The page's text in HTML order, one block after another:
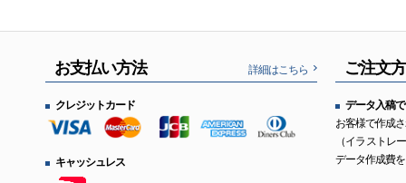
お支払い方法 詳細はこちら
クレジットカード
キャッシュレス
ご注文
データ入稿
お客様で作成
（イラストレ
データ作成費